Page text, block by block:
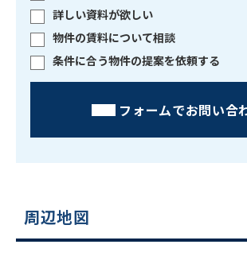
詳しい資料が欲しい
物件の賃料について相談
条件に合う物件の提案を依頼する
フォームでお問い合
周辺地図